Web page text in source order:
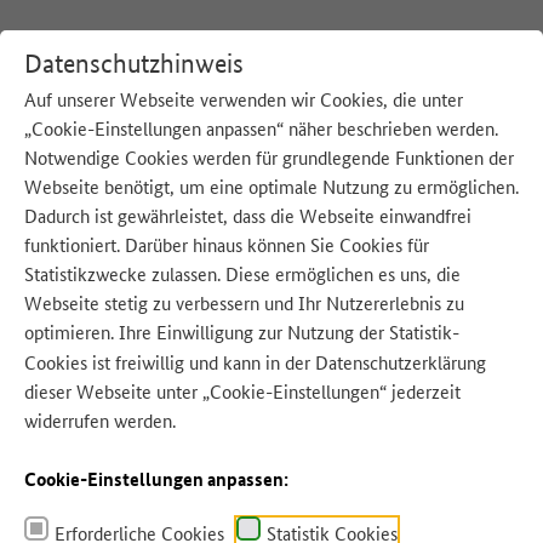
Datenschutzhinweis
Auf unserer Webseite verwenden wir Cookies, die unter
„Cookie-Einstellungen anpassen“ näher beschrieben werden.
Notwendige Cookies werden für grundlegende Funktionen der
Webseite benötigt, um eine optimale Nutzung zu ermöglichen.
Dadurch ist gewährleistet, dass die Webseite einwandfrei
funktioniert. Darüber hinaus können Sie Cookies für
Statistikzwecke zulassen. Diese ermöglichen es uns, die
Webseite stetig zu verbessern und Ihr Nutzererlebnis zu
optimieren. Ihre Einwilligung zur Nutzung der Statistik-
Cookies ist freiwillig und kann in der Datenschutzerklärung
dieser Webseite unter „Cookie-Einstellungen“ jederzeit
widerrufen werden.
Cookie-Einstellungen anpassen:
Erforderliche Cookies Statistik Cookies
:Startseite
Unsere Beiträge zum Thema:
Ähnliche Beiträge
Ähnliche Beiträge zu
Lehrkräfte das Thema
Zeitmangel durchnehmen können: Die